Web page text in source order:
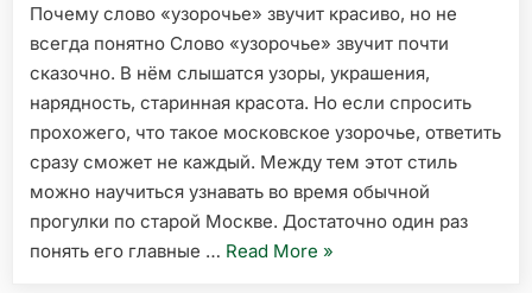
Почему слово «узорочье» звучит красиво, но не
всегда понятно Слово «узорочье» звучит почти
сказочно. В нём слышатся узоры, украшения,
нарядность, старинная красота. Но если спросить
прохожего, что такое московское узорочье, ответить
сразу сможет не каждый. Между тем этот стиль
можно научиться узнавать во время обычной
прогулки по старой Москве. Достаточно один раз
понять его главные … Read More «Московское
»